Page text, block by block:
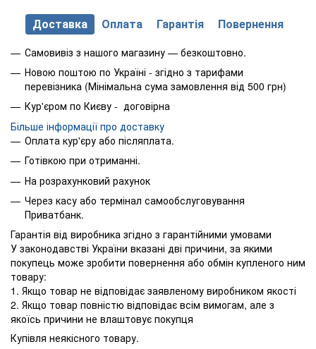
Доставка Оплата Гарантія Повернення
Самовивіз з нашого магазину — безкоштовно.
Новою поштою по Україні - згідно з тарифами
перевізника (Мінімальна сума замовлення від 500 грн)
Кур'єром по Києву - договірна
Більше інформації про доставку
Оплата кур'єру або післяплата.
Готівкою при отриманні.
На розрахунковий рахунок
Через касу або термінал самообслуговування
Приватбанк.
Гарантія від виробника згідно з гарантійними умовами
У законодавстві України вказані дві причини, за якими
покупець може зробити повернення або обмін купленого ним
товару:
1. Якщо товар не відповідає заявленому виробником якості
2. Якщо товар повністю відповідає всім вимогам, але з
якоїсь причини не влаштовує покупця
Купівля неякісного товару.